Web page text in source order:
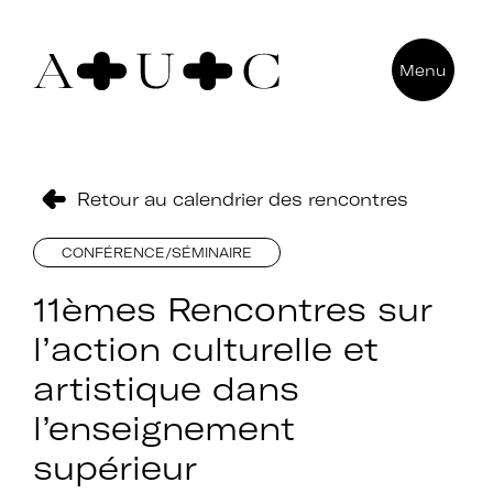
Pour nous contacter
92000 Nanterre
Menu
Retour au calendrier des rencontres
CONFÉRENCE/SÉMINAIRE
11èmes Rencontres sur
l’action culturelle et
artistique dans
l’enseignement
supérieur